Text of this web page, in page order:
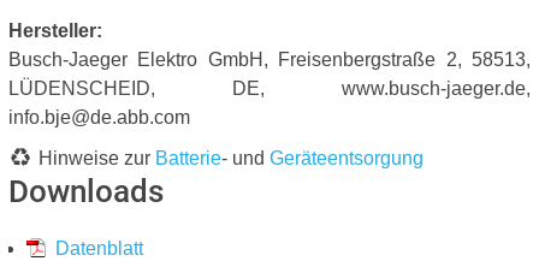
Hersteller:
Busch-Jaeger Elektro GmbH, Freisenbergstraße 2, 58513,
LÜDENSCHEID, DE, www.busch-jaeger.de,
info.bje@de.abb.com
Hinweise zur Batterie- und Geräteentsorgung
Downloads
Datenblatt